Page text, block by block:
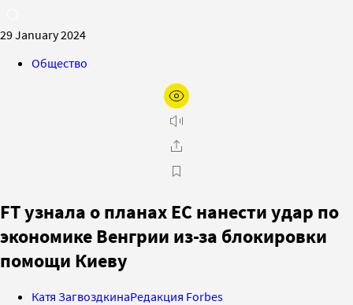
29 January 2024
Общество
FT узнала о планах ЕС нанести удар по
экономике Венгрии из-за блокировки
помощи Киеву
Катя ЗагвоздкинаРедакция Forbes